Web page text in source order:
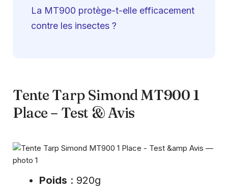
La MT900 protège-t-elle efficacement
contre les insectes ?
Tente Tarp Simond MT900 1
Place – Test & Avis
Poids : 920g